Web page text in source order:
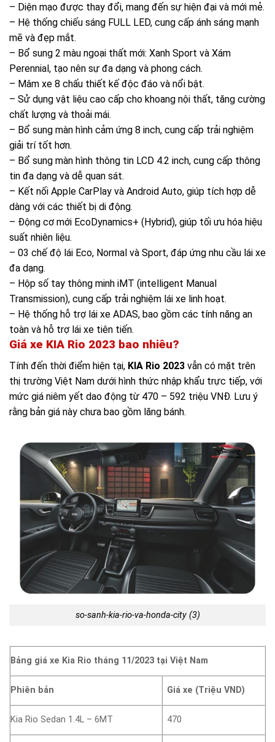
– Diện mạo được thay đổi, mang đến sự hiện đại và mới mẻ.
– Hệ thống chiếu sáng FULL LED, cung cấp ánh sáng mạnh
mẽ và đẹp mắt.
– Bổ sung 2 màu ngoại thất mới: Xanh Sport và Xám
Perennial, tạo nên sự đa dạng và phong cách.
– Mâm xe 8 chấu thiết kế độc đáo và nổi bật.
– Sử dụng vật liệu cao cấp cho khoang nội thất, tăng cường
chất lượng và thoải mái.
– Bổ sung màn hình cảm ứng 8 inch, cung cấp trải nghiệm
giải trí tốt hơn.
– Bổ sung màn hình thông tin LCD 4.2 inch, cung cấp thông
tin đa dạng và dễ quan sát.
– Kết nối Apple CarPlay và Android Auto, giúp tích hợp dễ
dàng với các thiết bị di động.
– Động cơ mới EcoDynamics+ (Hybrid), giúp tối ưu hóa hiệu
suất nhiên liệu.
– 03 chế độ lái Eco, Normal và Sport, đáp ứng nhu cầu lái xe
đa dạng.
– Hộp số tay thông minh iMT (intelligent Manual
Transmission), cung cấp trải nghiệm lái xe linh hoạt.
– Hệ thống hỗ trợ lái xe ADAS, bao gồm các tính năng an
toàn và hỗ trợ lái xe tiên tiến.
Giá xe KIA Rio 2023 bao nhiêu?
Tính đến thời điểm hiện tại, KIA Rio 2023 vẫn có mặt trên
thị trường Việt Nam dưới hình thức nhập khẩu trực tiếp, với
mức giá niêm yết dao động từ 470 – 592 triệu VNĐ. Lưu ý
rằng bản giá này chưa bao gồm lăng bánh.
so-sanh-kia-rio-va-honda-city (3)
Bảng giá xe Kia Rio tháng 11/2023 tại Việt Nam
Phiên bản Giá xe (Triệu VND)
Kia Rio Sedan 1.4L – 6MT 470